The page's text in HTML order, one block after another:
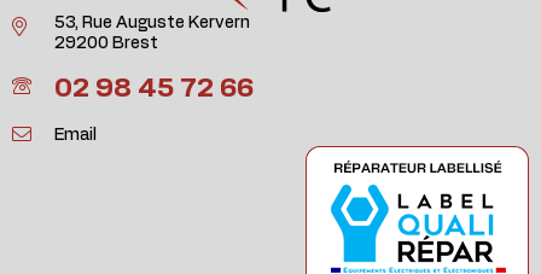
53, Rue Auguste Kervern
29200 Brest
02 98 45 72 66
Email